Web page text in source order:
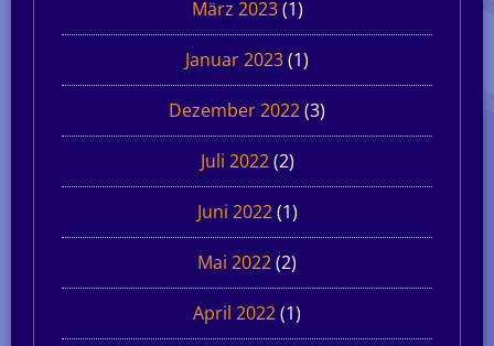
März 2023(1)
Januar 2023(1)
Dezember 2022(3)
Juli 2022(2)
Juni 2022(1)
Mai 2022(2)
April 2022(1)